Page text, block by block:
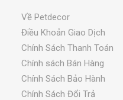
Về Petdecor
Điều Khoản Giao Dịch
Chính Sách Thanh Toán
Chính sách Bán Hàng
Chính Sách Bảo Hành
Chính Sách Đổi Trả